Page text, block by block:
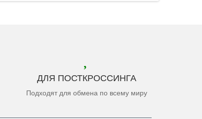
ДЛЯ ПОСТКРОССИНГА
Подходят для обмена по всему миру